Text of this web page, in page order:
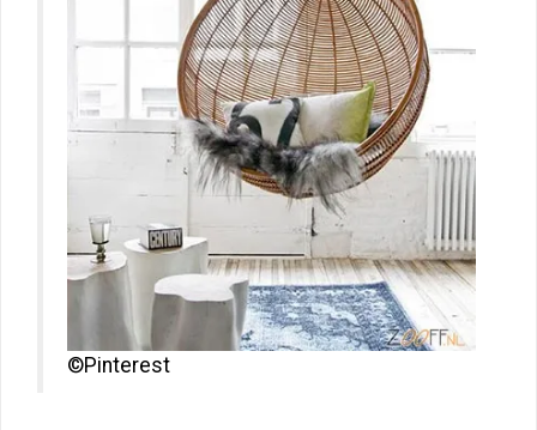
©Pinterest